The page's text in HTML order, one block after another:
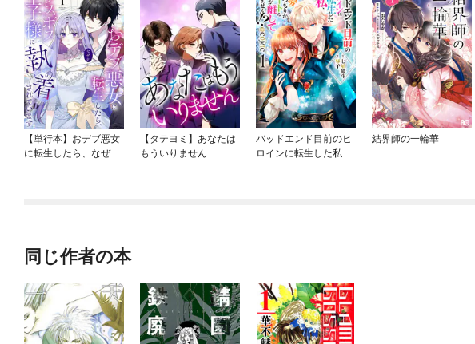
【単行本】おデブ悪女
に転生したら、なぜか
【タテヨミ】あなたは
もういりません
バッドエンド目前のヒ
ロインに転生した私、
結界師の一輪華
同じ作者の本